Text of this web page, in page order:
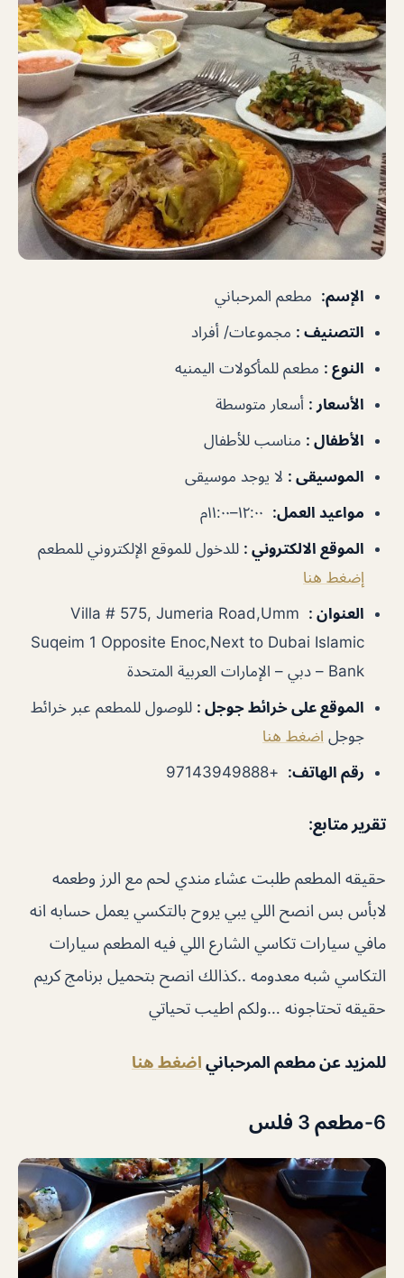
الإسم: مطعم المرحباني
التصنيف : مجموعات/ أفراد
النوع : مطعم للمأكولات اليمنيه
الأسعار : أسعار متوسطة
الأطفال : مناسب للأطفال
الموسيقى : لا يوجد موسيقى
مواعيد العمل:
الموقع الالكتروني : للدخول للموقع الإلكتروني للمطعم
إضغط هنا
العنوان :
Villa # 575, Jumeria Road,Umm
Suqeim 1 Opposite Enoc,Next to Dubai Islamic
Bank – دبي – الإمارات العربية المتحدة
الموقع على خرائط جوجل : للوصول للمطعم عبر خرائط
جوجل اضغط هنا
رقم الهاتف:
+97143949888
تقرير متابع:
حقيقه المطعم طلبت عشاء مندي لحم مع الرز وطعمه
لابأس بس انصح اللي يبي يروح بالتكسي يعمل حسابه انه
مافي سيارات تكاسي الشارع اللي فيه المطعم سيارات
التكاسي شبه معدومه ..كذالك انصح بتحميل برنامج كريم
حقيقه تحتاجونه …ولكم اطيب تحياتي
للمزيد عن مطعم المرحباني اضغط هنا
6-مطعم 3 فلس